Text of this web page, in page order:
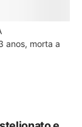
anos, morta a